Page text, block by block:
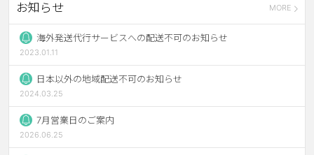
ブラウン
グレー
ブラック
ヘーゼル
グリーン
ブルー
ピンク
透明
ハロウィンカラコン
お知らせ
海外発送代行サービスへの配送不可のお知らせ
2023.01.11
日本以外の地域配送不可のお知らせ
2024.03.25
7月営業日のご案内
2026.06.25
MORE